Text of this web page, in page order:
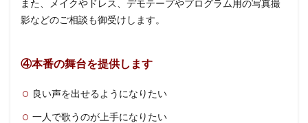
また、メイクやドレス、デモテープやプログラム用の写真撮
影などのご相談も御受けします。
④本番の舞台を提供します
良い声を出せるようになりたい
一人で歌うのが上手になりたい